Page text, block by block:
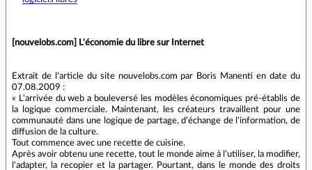
[nouvelobs.com] L'économie du libre sur Internet
Extrait de l'article du site nouvelobs.com par Boris Manenti en date du
07.08.2009 :
« L'arrivée du web a bouleversé les modèles économiques pré-établis de
la logique commerciale. Maintenant, les créateurs travaillent pour une
communauté dans une logique de partage, d'échange de l'information, de
diffusion de la culture.
Tout commence avec une recette de cuisine.
Après avoir obtenu une recette, tout le monde aime à l'utiliser, la modifier,
l'adapter, la recopier et la partager. Pourtant, dans le monde des droits